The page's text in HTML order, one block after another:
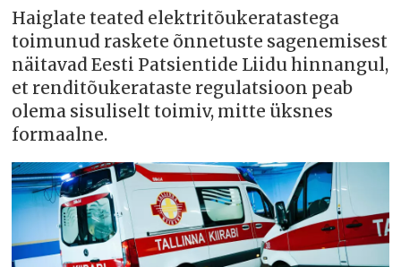
Haiglate teated elektritõukeratastega
toimunud raskete õnnetuste sagenemisest
näitavad Eesti Patsientide Liidu hinnangul,
et renditõukerataste regulatsioon peab
olema sisuliselt toimiv, mitte üksnes
formaalne.